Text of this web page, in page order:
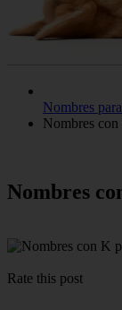
Nombres
Nombres con
Nombres
Rate this post